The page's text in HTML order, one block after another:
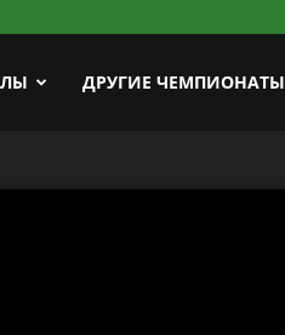
ДРУГИЕ ЧЕМПИОНАТЫ